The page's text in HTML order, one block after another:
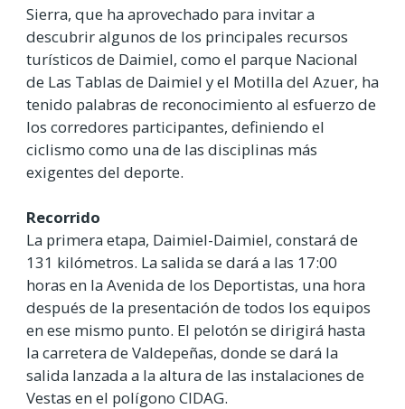
Sierra, que ha aprovechado para invitar a
descubrir algunos de los principales recursos
turísticos de Daimiel, como el parque Nacional
de Las Tablas de Daimiel y el Motilla del Azuer, ha
tenido palabras de reconocimiento al esfuerzo de
los corredores participantes, definiendo el
ciclismo como una de las disciplinas más
exigentes del deporte.
Recorrido
La primera etapa, Daimiel-Daimiel, constará de
131 kilómetros. La salida se dará a las 17:00
horas en la Avenida de los Deportistas, una hora
después de la presentación de todos los equipos
en ese mismo punto. El pelotón se dirigirá hasta
la carretera de Valdepeñas, donde se dará la
salida lanzada a la altura de las instalaciones de
Vestas en el polígono CIDAG.